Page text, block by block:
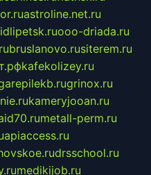
astroline.net.ru
ooo-driada.ru
bruslanovo.rusiterem.ru
kafekolizey.ru
grinox.ru
kameryjooan.ru
metall-perm.ru
apiaccess.ru
drsschool.ru
medikijob.ru